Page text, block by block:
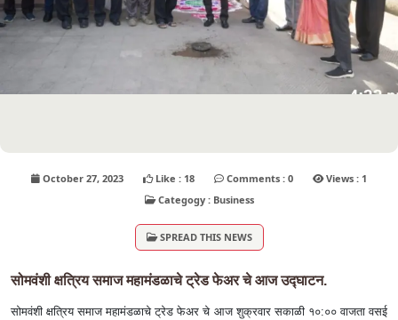
October 27, 2023 Like : 18 Comments : 0
Views : 1
Categogy : Business
SPREAD THIS NEWS
सोमवंशी क्षत्रिय समाज महामंडळाचे ट्रेड फेअर चे आज उद्घाटन.
सोमवंशी क्षत्रिय समाज महामंडळाचे ट्रेड फेअर चे आज शुक्रवार सकाळी १०:०० वाजता वसई